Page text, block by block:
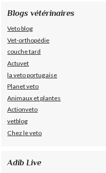
Blogs vétérinaires
Veto blog
Vet-orthopédie
couche tard
Actuvet
la veto portugaise
Planet veto
Animaux et plantes
Actionveto
vetblog
Chez le veto
Adib Live